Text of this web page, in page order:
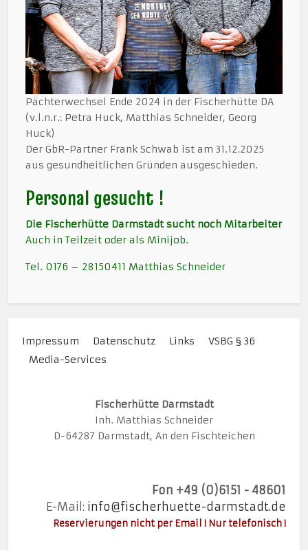
Pächterwechsel Ende 2024 in der Fischerhütte DA
(v.l.n.r.: Petra Huck, Matthias Schneider, Georg
Huck)
Der GbR-Partner Frank Schwab ist am 31.12.2025
aus gesundheitlichen Gründen ausgeschieden.
Personal gesucht !
Die Fischerhütte Darmstadt sucht noch Mitarbeiter
Auch in Teilzeit oder als Minijob.
Tel. 0176 – 28150411 Matthias Schneider
Impressum Datenschutz Links
VSBG § 36
Media-Services
Fischerhütte Darmstadt
Inh. Matthias Schneider
D-64287 Darmstadt, An den Fischteichen
Fon +49 (0)6151 - 48601
E-Mail: info@fischerhuette-darmstadt.de
Reservierungen nicht per Email ! Nur telefonisch !